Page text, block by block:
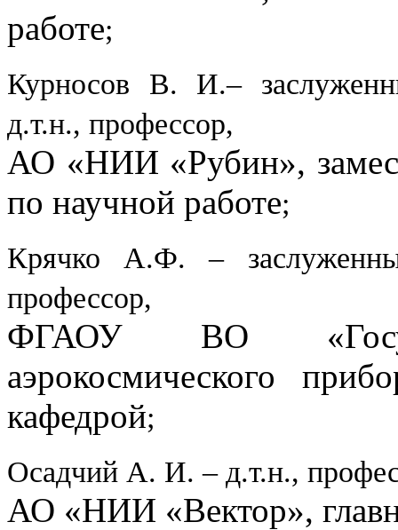
работе;
Курносов В. И.–
д.т.н., профессор,
АО «НИИ «Рубин»,
по научной работе;
Крячко А.Ф. –
профессор,
ФГАОУ ВО
аэрокосмического
кафедрой;
Осадчий А. И. – д.т.н.,
АО «НИИ «Вектор»,